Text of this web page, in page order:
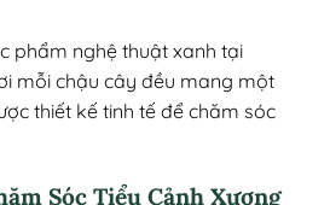
phẩm nghệ thuật xanh tại
mỗi chậu cây đều mang một
thiết kế tinh tế để chăm sóc
Sóc Tiểu Cảnh Xương